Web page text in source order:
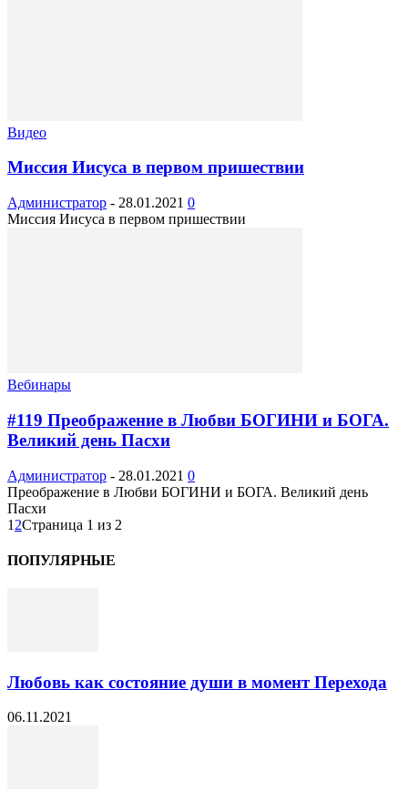
Видео
Миссия Иисуса в первом пришествии
Администратор - 28.01.2021 0
Миссия Иисуса в первом пришествии
Вебинары
#119 Преображение в Любви БОГИНИ и БОГА.
Великий день Пасхи
Администратор - 28.01.2021 0
Преображение в Любви БОГИНИ и БОГА. Великий день
Пасхи
1 2Страница 1 из 2
ПОПУЛЯРНЫЕ
Любовь как состояние души в момент Перехода
06.11.2021